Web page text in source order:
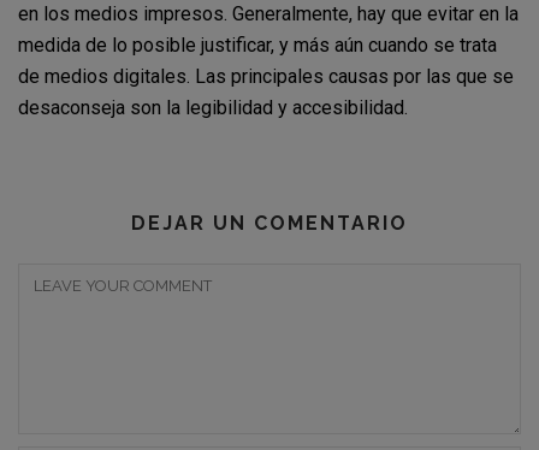
en los medios impresos. Generalmente, hay que evitar en la
medida de lo posible justificar, y más aún cuando se trata
de medios digitales. Las principales causas por las que se
desaconseja son la legibilidad y accesibilidad.
DEJAR UN COMENTARIO